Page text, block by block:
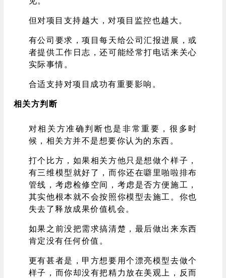
但对项目支持越大，对项目监控也越大。
有公司要求，项目每天给公司汇报进展，或
者提供工作日志，还可能经常打电话来关心
实际事情。
合适支持对项目成功有重要影响。
相关方判断
对相关方准确判断也是非常重要，很多时
候，相关方并不是想要你认为的东西。
打个比方，如果相关方他只是想做个样子，
有三维模型就好了，而你还在噼里啪啦排布
管线，考虑检修空间，考虑是否方便施工，
其实他根本就不会按照你模型去施工。你也
失去了释放成果价值机会。
如果之前没把需求搞清楚，最后做出来东西
肯定没有任何价值。
更有甚者是，甲方想要用个漂亮模型去做个
样子，而你却没有把精力放在美观上，反而